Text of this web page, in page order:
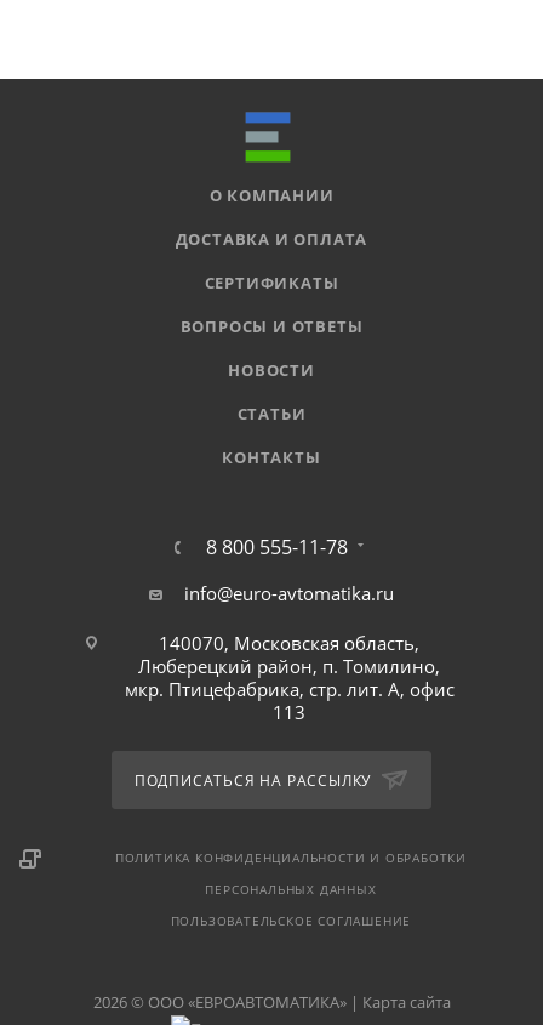
О КОМПАНИИ
ДОСТАВКА И ОПЛАТА
СЕРТИФИКАТЫ
ВОПРОСЫ И ОТВЕТЫ
НОВОСТИ
СТАТЬИ
КОНТАКТЫ
8 800 555-11-78
info@euro-avtomatika.ru
140070, Московская область,
Люберецкий район, п. Томилино,
мкр. Птицефабрика, стр. лит. А, офис
113
ПОДПИСАТЬСЯ НА РАССЫЛКУ
ПОЛИТИКА КОНФИДЕНЦИАЛЬНОСТИ И ОБРАБОТКИ
ПЕРСОНАЛЬНЫХ ДАННЫХ
ПОЛЬЗОВАТЕЛЬСКОЕ СОГЛАШЕНИЕ
2026 © ООО «ЕВРОАВТОМАТИКА» | Карта сайта